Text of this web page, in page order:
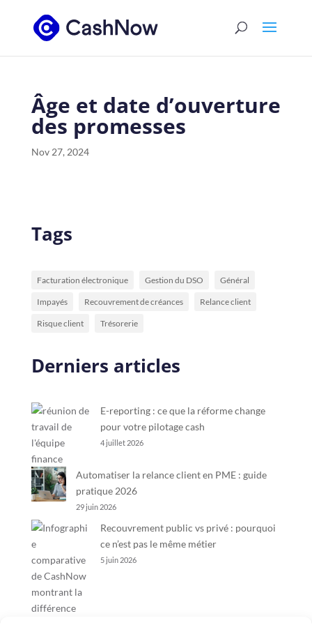
Âge et date d’ouverture
des promesses
Nov 27, 2024
Tags
Facturation électronique Gestion du DSO Général
Impayés Recouvrement de créances Relance client
Risque client Trésorerie
Derniers articles
E-reporting : ce que la réforme change
pour votre pilotage cash
4 juillet 2026
Automatiser la relance client en PME : guide
pratique 2026
29 juin 2026
Recouvrement public vs privé : pourquoi
ce n’est pas le même métier
5 juin 2026